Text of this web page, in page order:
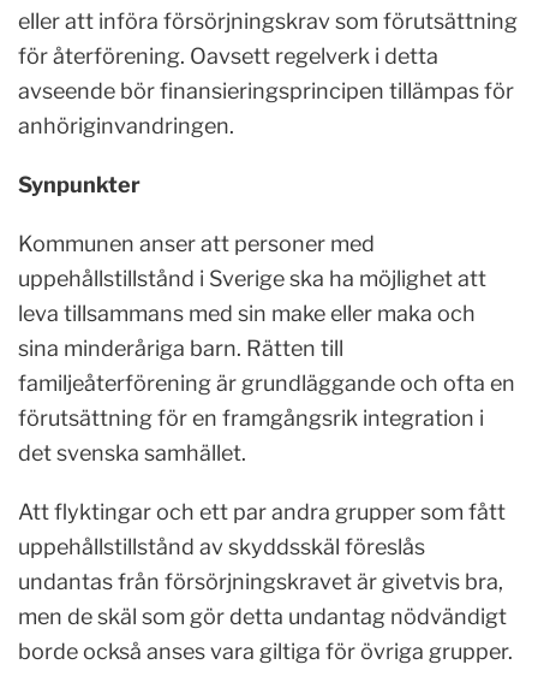
eller att införa försörjningskrav som förutsättning
för återförening. Oavsett regelverk i detta
avseende bör finansieringsprincipen tillämpas för
anhöriginvandringen.
Synpunkter
Kommunen anser att personer med
uppehållstillstånd i Sverige ska ha möjlighet att
leva tillsammans med sin make eller maka och
sina minderåriga barn. Rätten till
familjeåterförening är grundläggande och ofta en
förutsättning för en framgångsrik integration i
det svenska samhället.
Att flyktingar och ett par andra grupper som fått
uppehållstillstånd av skyddsskäl föreslås
undantas från försörjningskravet är givetvis bra,
men de skäl som gör detta undantag nödvändigt
borde också anses vara giltiga för övriga grupper.